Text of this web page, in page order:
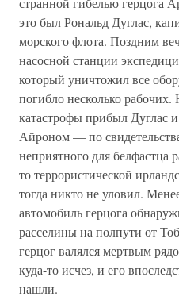
это был Рональд Дуглас,
морского флота. Поздним
насосной станции
который уничтожил все
погибло несколько
катастрофы прибыл Дуглас
Айроном — по
неприятного для белфастца
то террористической
тогда никто не уловил.
автомобиль герцога
расселины на полпути от
герцог валялся мертвым
куда-то исчез, и его
нашли.